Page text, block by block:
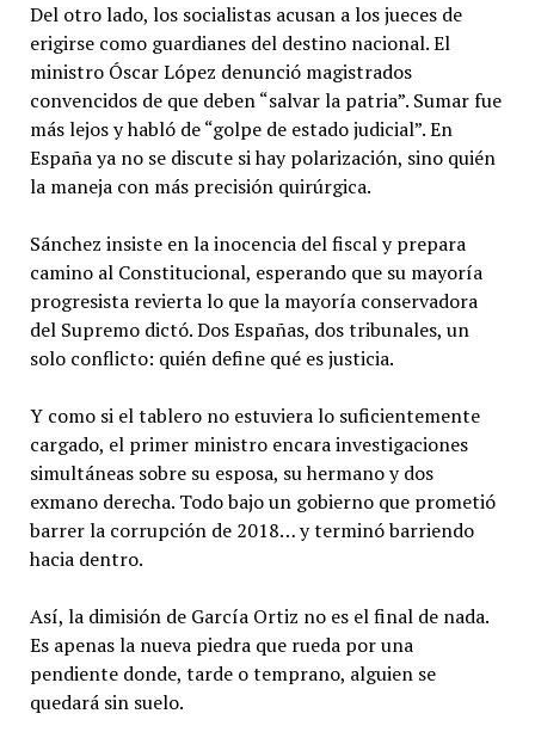
Del otro lado, los socialistas acusan a los jueces de
erigirse como guardianes del destino nacional. El
ministro Óscar López denunció magistrados
convencidos de que deben “salvar la patria”. Sumar fue
más lejos y habló de “golpe de estado judicial”. En
España ya no se discute si hay polarización, sino quién
la maneja con más precisión quirúrgica.
Sánchez insiste en la inocencia del fiscal y prepara
camino al Constitucional, esperando que su mayoría
progresista revierta lo que la mayoría conservadora
del Supremo dictó. Dos Españas, dos tribunales, un
solo conflicto: quién define qué es justicia.
Y como si el tablero no estuviera lo suficientemente
cargado, el primer ministro encara investigaciones
simultáneas sobre su esposa, su hermano y dos
exmano derecha. Todo bajo un gobierno que prometió
barrer la corrupción de 2018… y terminó barriendo
hacia dentro.
Así, la dimisión de García Ortiz no es el final de nada.
Es apenas la nueva piedra que rueda por una
pendiente donde, tarde o temprano, alguien se
quedará sin suelo.